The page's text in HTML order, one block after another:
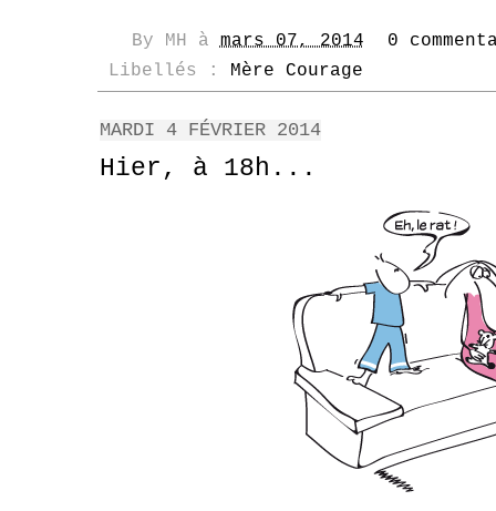
By MH àmars 07, 2014
0
Libellés : Mère Courage
MARDI 4 FÉVRIER 2014
Hier, à 18h...